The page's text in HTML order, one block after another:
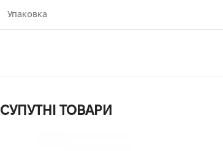
Упаковка
СУПУТНІ ТОВАРИ